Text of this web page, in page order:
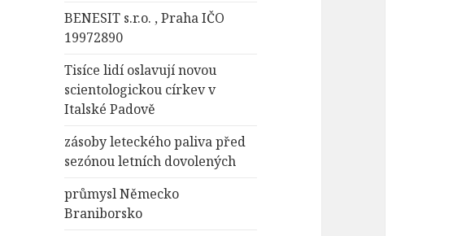
BENESIT s.r.o. , Praha IČO
19972890
Tisíce lidí oslavují novou
scientologickou církev v
Italské Padově
zásoby leteckého paliva před
sezónou letních dovolených
průmysl Německo
Braniborsko